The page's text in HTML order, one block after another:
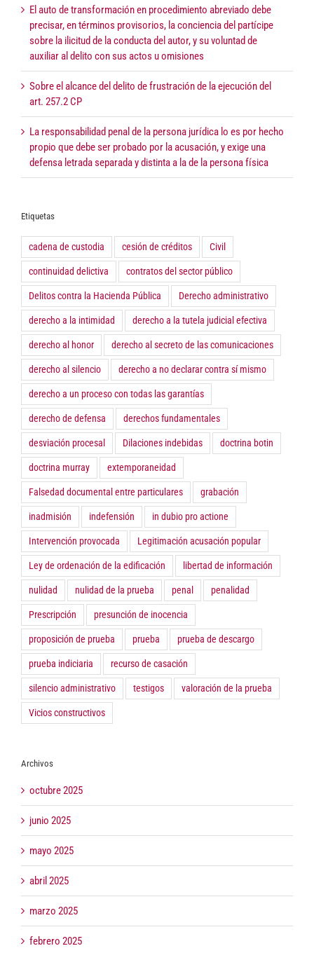
El auto de transformación en procedimiento abreviado debe
precisar, en términos provisorios, la conciencia del partícipe
sobre la ilicitud de la conducta del autor, y su voluntad de
auxiliar al delito con sus actos u omisiones
Sobre el alcance del delito de frustración de la ejecución del
art. 257.2 CP
La responsabilidad penal de la persona jurídica lo es por hecho
propio que debe ser probado por la acusación, y exige una
defensa letrada separada y distinta a la de la persona física
Etiquetas
cadena de custodia cesión de créditos Civil
continuidad delictiva contratos del sector público
Delitos contra la Hacienda Pública Derecho administrativo
derecho a la intimidad derecho a la tutela judicial efectiva
derecho al honor derecho al secreto de las comunicaciones
derecho al silencio derecho a no declarar contra sí mismo
derecho a un proceso con todas las garantías
derecho de defensa derechos fundamentales
desviación procesal Dilaciones indebidas doctrina botin
doctrina murray extemporaneidad
Falsedad documental entre particulares grabación
inadmisión indefensión in dubio pro actione
Intervención provocada Legitimación acusación popular
Ley de ordenación de la edificación libertad de información
nulidad nulidad de la prueba penal penalidad
Prescripción presunción de inocencia
proposición de prueba prueba prueba de descargo
prueba indiciaria recurso de casación
silencio administrativo testigos valoración de la prueba
Vicios constructivos
Archivos
octubre 2025
junio 2025
mayo 2025
abril 2025
marzo 2025
febrero 2025